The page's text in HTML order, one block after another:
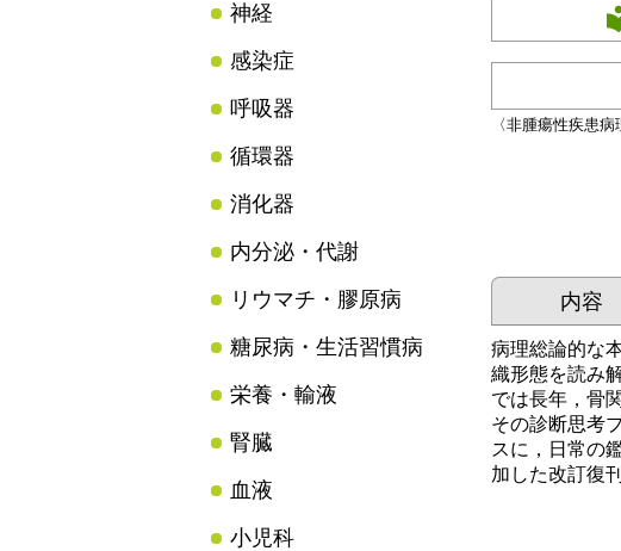
神経
感染症
呼吸器
循環器
消化器
内分泌・代謝
リウマチ・膠原病
糖尿病・生活習慣病
栄養・輸液
腎臓
血液
小児科
〈非腫瘍性疾患
内容
病理総論的な
織形態を読み
では長年，骨
その診断思考
スに，日常の
加した改訂復刊